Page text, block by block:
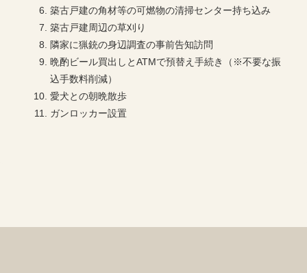
築古戸建の角材等の可燃物の清掃センター持ち込み
築古戸建周辺の草刈り
隣家に猟銃の身辺調査の事前告知訪問
晩酌ビール買出しとATMで預替え手続き（※不要な振
込手数料削減）
愛犬との朝晩散歩
ガンロッカー設置